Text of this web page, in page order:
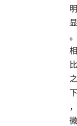
明
显
。
相
比
之
下
，
微